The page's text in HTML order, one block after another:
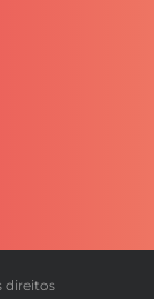
direitos